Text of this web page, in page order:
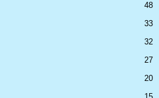
48
33
32
27
20